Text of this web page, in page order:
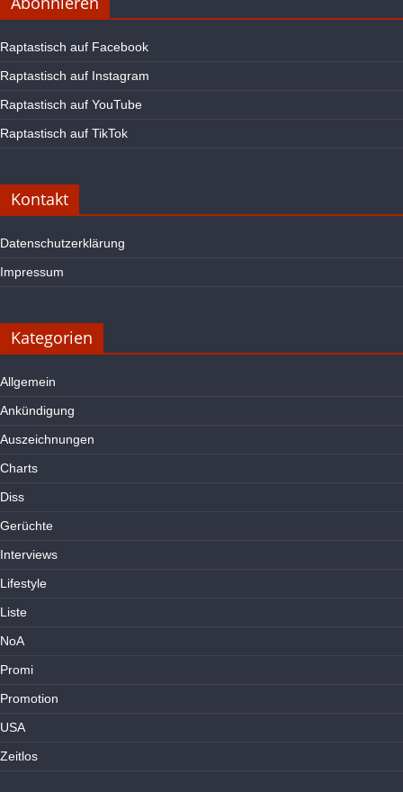
Raptastisch auf Facebook
Raptastisch auf Instagram
Raptastisch auf YouTube
Raptastisch auf TikTok
Kontakt
Datenschutzerklärung
Impressum
Kategorien
Allgemein
Ankündigung
Auszeichnungen
Charts
Diss
Gerüchte
Interviews
Lifestyle
Liste
NoA
Promi
Promotion
USA
Zeitlos